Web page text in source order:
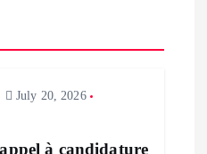
July 20, 2026
à candidature